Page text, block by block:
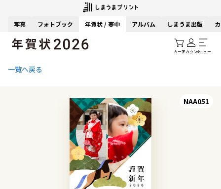
写真 フォトブック 年賀状 / 寒中 アルバム しまうま出版
カートアカウントメニュー
一覧へ戻る
NAA051